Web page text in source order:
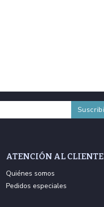
ATENCIÓN AL CLIENTE
Quiénes somos
Pedidos especiales